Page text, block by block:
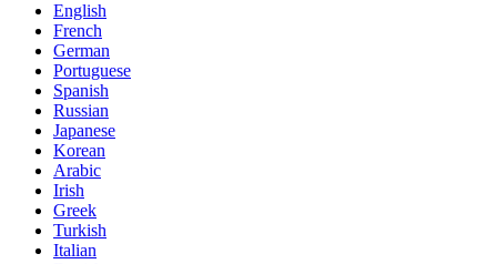
English
French
German
Portuguese
Spanish
Russian
Japanese
Korean
Arabic
Irish
Greek
Turkish
Italian